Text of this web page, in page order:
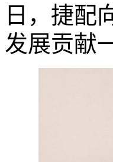
日，捷配
发展贡献